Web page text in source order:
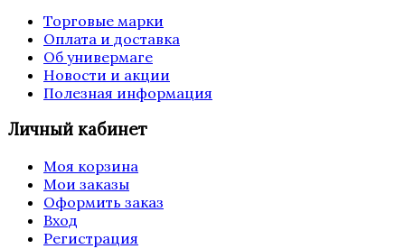
Торговые марки
Оплата и доставка
Об универмаге
Новости и акции
Полезная информация
Личный кабинет
Моя корзина
Мои заказы
Оформить заказ
Вход
Регистрация